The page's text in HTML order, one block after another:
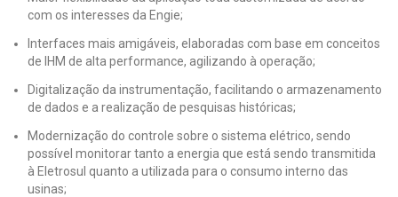
com os interesses da Engie;
Interfaces mais amigáveis, elaboradas com base em conceitos
de IHM de alta performance, agilizando à operação;
Digitalização da instrumentação, facilitando o armazenamento
de dados e a realização de pesquisas históricas;
Modernização do controle sobre o sistema elétrico, sendo
possível monitorar tanto a energia que está sendo transmitida
à Eletrosul quanto a utilizada para o consumo interno das
usinas;